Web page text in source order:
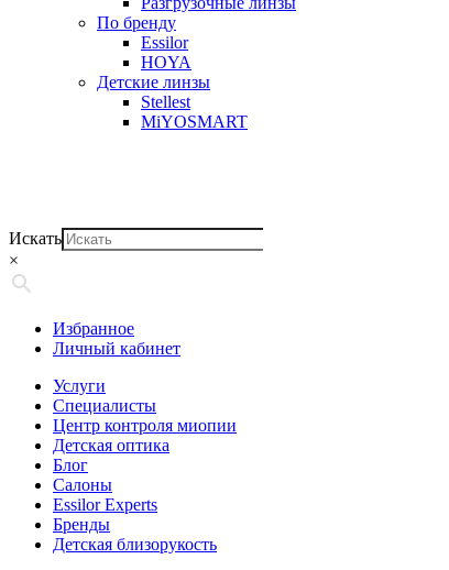
По бренду
Essilor
HOYA
Детские линзы
Stellest
MiYOSMART
Искать
×
Избранное
Личный кабинет
Услуги
Специалисты
Центр контроля миопии
Детская оптика
Блог
Салоны
Essilor Experts
Бренды
Детская близорукость